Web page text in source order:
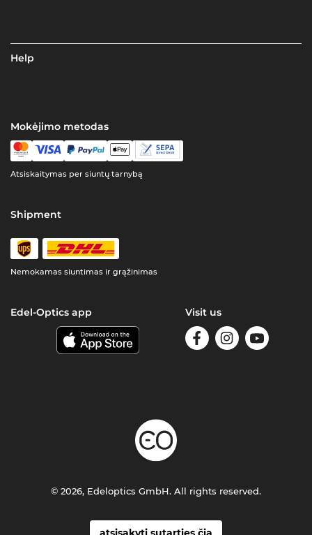
Help
Mokėjimo metodas
Atsiskaitymas per siuntų tarnybą
Shipment
Nemokamas siuntimas ir grąžinimas
Edel-Optics app Visit us
© 2026, Edeloptics GmbH. All rights reserved.